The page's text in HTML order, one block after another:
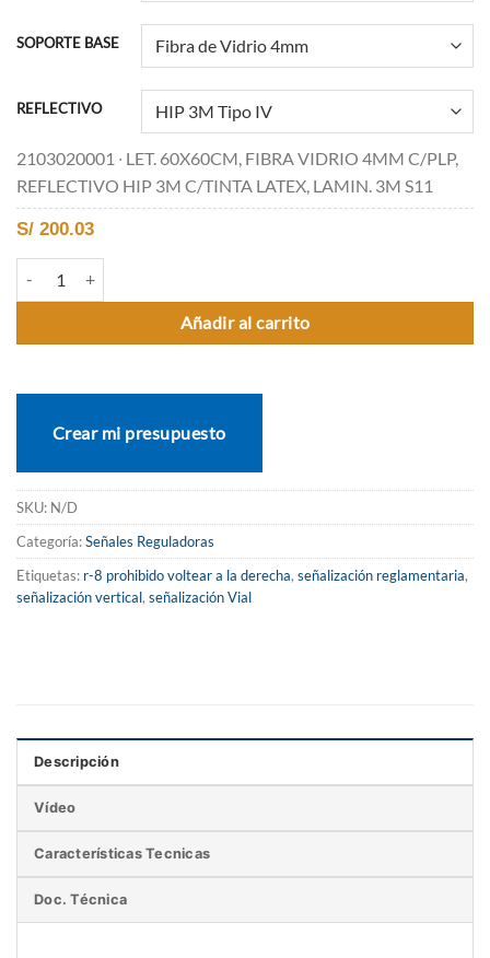
SOPORTE BASE
REFLECTIVO
2103020001 ∙ LET. 60X60CM, FIBRA VIDRIO 4MM C/PLP,
REFLECTIVO HIP 3M C/TINTA LATEX, LAMIN. 3M S11
S/ 200.03
R-8 PROHIBIDO VOLTEAR A LA DERECHA cantidad
Añadir al carrito
Crear mi presupuesto
SKU: N/D
Categoría:Señales Reguladoras
Etiquetas: r-8 prohibido voltear a la derecha, señalización reglamentaria,
señalización vertical, señalización Vial
Descripción
Vídeo
Características Tecnicas
Doc. Técnica